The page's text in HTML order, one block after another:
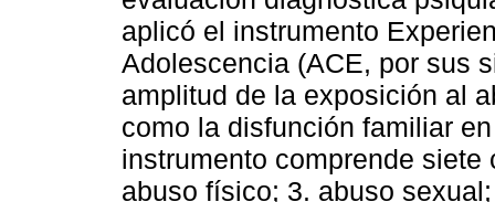
aplicó el instrumento
Adolescencia (ACE, por sus
amplitud de la exposición al
como la disfunción familiar
instrumento comprende
abuso físico; 3. abuso